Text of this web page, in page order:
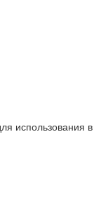
использования в